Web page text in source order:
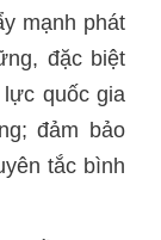
mạnh phát
đặc biệt
lực quốc gia
đảm bảo
tắc bình